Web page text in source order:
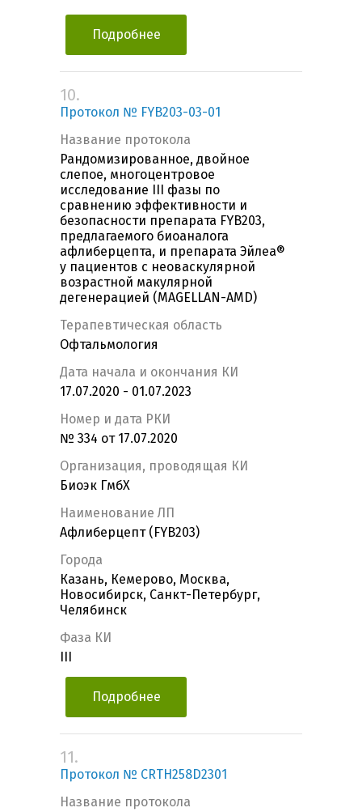
Подробнее
10.
Протокол № FYB203-03-01
Название протокола
Рандомизированное, двойное
слепое, многоцентровое
исследование III фазы по
сравнению эффективности и
безопасности препарата FYB203,
предлагаемого биоаналога
афлиберцепта, и препарата Эйлеа®
у пациентов с неоваскулярной
возрастной макулярной
дегенерацией (MAGELLAN-AMD)
Терапевтическая область
Офтальмология
Дата начала и окончания КИ
17.07.2020 - 01.07.2023
Номер и дата РКИ
№ 334 от 17.07.2020
Организация, проводящая КИ
Биоэк ГмбХ
Наименование ЛП
Афлиберцепт (FYB203)
Города
Казань, Кемерово, Москва,
Новосибирск, Санкт-Петербург,
Челябинск
Фаза КИ
Подробнее
11.
Протокол № CRTH258D2301
Название протокола